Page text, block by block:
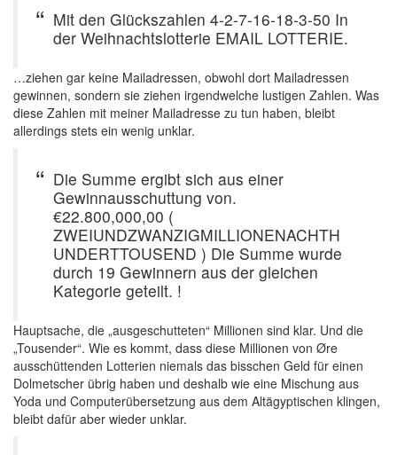
Mit den Glückszahlen 4-2-7-16-18-3-50 In
der Weihnachtslotterie EMAIL LOTTERIE.
…ziehen gar keine Mailadressen, obwohl dort Mailadressen
gewinnen, sondern sie ziehen irgendwelche lustigen Zahlen. Was
diese Zahlen mit meiner Mailadresse zu tun haben, bleibt
allerdings stets ein wenig unklar.
Die Summe ergibt sich aus einer
Gewinnausschuttung von.
€22.800,000,00 (
ZWEIUNDZWANZIGMILLIONENACHTH
UNDERTTOUSEND ) Die Summe wurde
durch 19 Gewinnern aus der gleichen
Kategorie geteilt. !
Hauptsache, die „ausgeschutteten“ Millionen sind klar. Und die
„Tousender“. Wie es kommt, dass diese Millionen von Øre
ausschüttenden Lotterien niemals das bisschen Geld für einen
Dolmetscher übrig haben und deshalb wie eine Mischung aus
Yoda und Computerübersetzung aus dem Altägyptischen klingen,
bleibt dafür aber wieder unklar.